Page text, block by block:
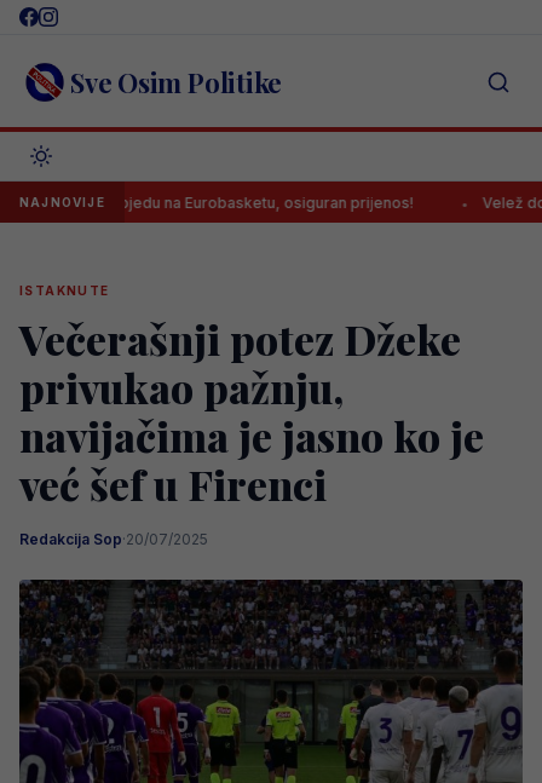
Skip
content Sve Osim Politike
NAJNOVIJE
pobjedu na Eurobasketu, osiguran prijenos! Velež doveo
ISTAKNUTE
Večerašnji potez Džeke
privukao pažnju,
navijačima je jasno ko je
već šef u Firenci
Redakcija Sop·20/07/2025